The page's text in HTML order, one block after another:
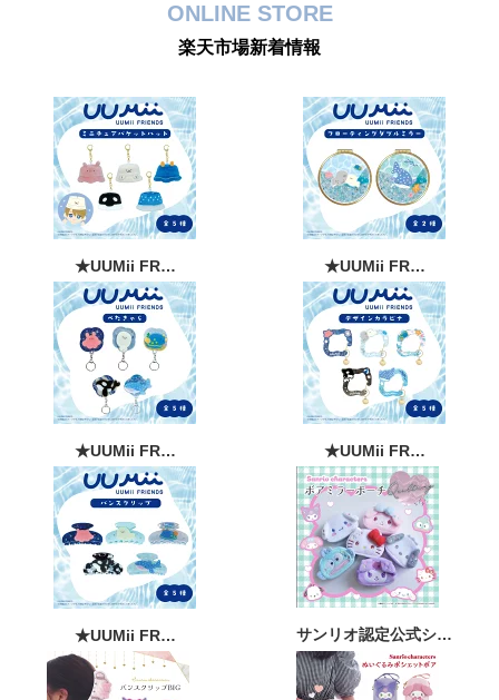
バッグにこれ付いてたら絶対かわいい🫧 水面
みたいなぷっくりアクリルのカラビナ🐚✨ いつもの
バッグにちょこんとつけて、うーみーと夏のおでか
けへ🌊
#カラビナ
#夏のおでかけ
1
森本産業株式会社 @morimotosangyo · 31 7月
9月発売予定🎀🥹💞
可愛すぎるぷっくりデザインのミニヘアアイロン✨
温度は3段階◎🔋バッテリー取り外しOK＆✈️機内持
ち込みも可能！※航空会社の規定をご確認くださ
みんなはどのキャラとおでかけしたい？💗
#サンリオ #Sanrio #ヘアアイロン
さらに読み込む
ONLINE STORE
楽天市場新着情報
★UUMii FR… ★UUMii FR…
★UUMii FR… ★UUMii FR…
★UUMii FR… サンリオ認定公式シ…